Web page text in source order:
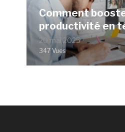
Comment
productivité en
20 mai 2025
347 Vues